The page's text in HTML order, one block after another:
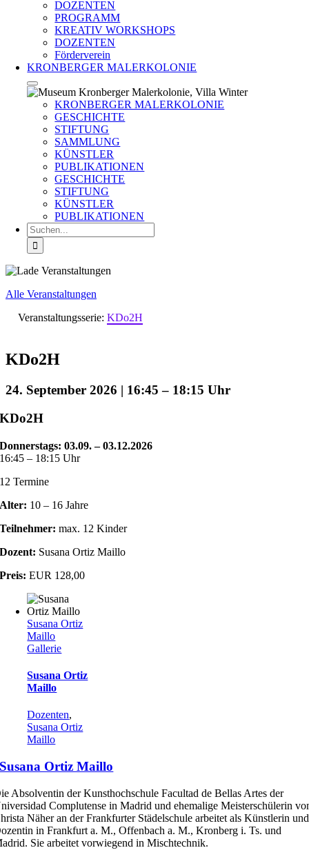
DOZENTEN
PROGRAMM
KREATIV WORKSHOPS
DOZENTEN
Förderverein
KRONBERGER MALERKOLONIE
KRONBERGER MALERKOLONIE
GESCHICHTE
STIFTUNG
SAMMLUNG
KÜNSTLER
PUBLIKATIONEN
GESCHICHTE
STIFTUNG
KÜNSTLER
PUBLIKATIONEN
Suche
nach:
Alle Veranstaltungen
Veranstaltungsserie: KDo2H
KDo2H
24. September 2026 | 16:45 – 18:15
KDo2H
Donnerstags: 03.09. – 03.12.2026
16:45 – 18:15 Uhr
12 Termine
Alter: 10 – 16 Jahre
Teilnehmer: max. 12 Kinder
Dozent: Susana Ortiz Maillo
Preis: EUR 128,00
Susana Ortiz
Maillo
Gallerie
Susana Ortiz
Maillo
Dozenten,
Susana Ortiz
Maillo
Susana Ortiz Maillo
Absolventin der Kunsthochschule Facultad de Bellas Artes der
Complutense in Madrid und ehemalige Meisterschülerin
Näher an der Frankfurter Städelschule arbeitet als Künstlerin und
in Frankfurt a. M., Offenbach a. M., Kronberg i. Ts. und
Sie arbeitet vorwiegend in Mischtechnik.